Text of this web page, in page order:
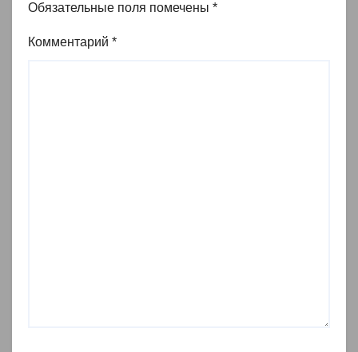
Обязательные поля помечены *
Комментарий *